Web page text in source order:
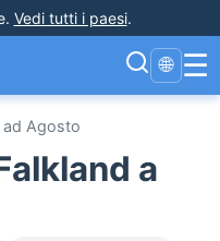
. Vedi tutti i paesi.
🌐 ☰
ad Agosto
a